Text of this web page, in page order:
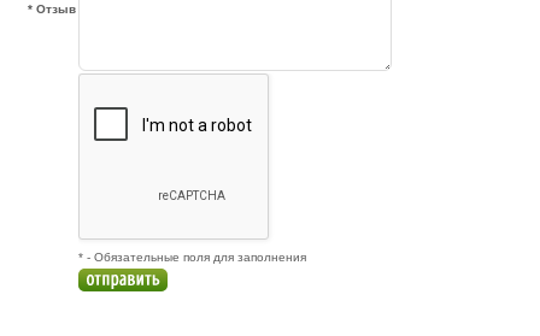
* Отзыв
* - Обязательные поля для заполнения